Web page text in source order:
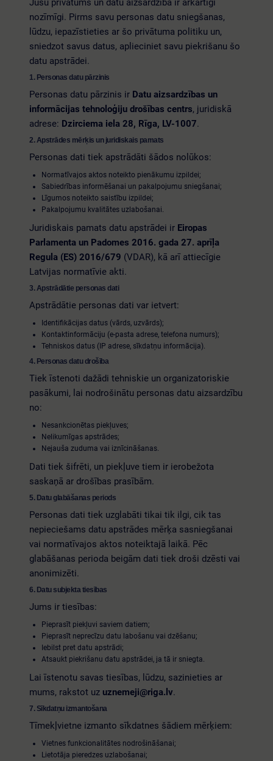
Jūsu privātums un datu aizsardzība ir ārkārtīgi
nozīmīgi. Pirms savu personas datu sniegšanas,
lūdzu, iepazīstieties ar šo privātuma politiku un,
sniedzot savus datus, aplieciniet savu piekrišanu šo
datu apstrādei.
1. Personas datu pārzinis
Personas datu pārzinis ir Datu aizsardzības un
informācijas tehnoloģiju drošības centrs, juridiskā
adrese: Dzirciema iela 28, Rīga, LV-1007.
2. Apstrādes mērķis un juridiskais pamats
Personas dati tiek apstrādāti šādos nolūkos:
Normatīvajos aktos noteikto pienākumu izpildei;
Sabiedrības informēšanai un pakalpojumu sniegšanai;
Līgumos noteikto saistību izpildei;
Pakalpojumu kvalitātes uzlabošanai.
Juridiskais pamats datu apstrādei ir Eiropas
Parlamenta un Padomes 2016. gada 27. aprīļa
Regula (ES) 2016/679 (VDAR), kā arī attiecīgie
Latvijas normatīvie akti.
3. Apstrādātie personas dati
Apstrādātie personas dati var ietvert:
Identifikācijas datus (vārds, uzvārds);
Kontaktinformāciju (e-pasta adrese, telefona numurs);
Tehniskos datus (IP adrese, sīkdatņu informācija).
4. Personas datu drošība
Tiek īstenoti dažādi tehniskie un organizatoriskie
pasākumi, lai nodrošinātu personas datu aizsardzību
no:
Nesankcionētas piekļuves;
Nelikumīgas apstrādes;
Nejauša zuduma vai iznīcināšanas.
Dati tiek šifrēti, un piekļuve tiem ir ierobežota
saskaņā ar drošības prasībām.
5. Datu glabāšanas periods
Personas dati tiek uzglabāti tikai tik ilgi, cik tas
nepieciešams datu apstrādes mērķa sasniegšanai
vai normatīvajos aktos noteiktajā laikā. Pēc
glabāšanas perioda beigām dati tiek droši dzēsti vai
anonimizēti.
6. Datu subjekta tiesības
Jums ir tiesības:
Pieprasīt piekļuvi saviem datiem;
Pieprasīt neprecīzu datu labošanu vai dzēšanu;
Iebilst pret datu apstrādi;
Atsaukt piekrišanu datu apstrādei, ja tā ir sniegta.
Lai īstenotu savas tiesības, lūdzu, sazinieties ar
mums, rakstot uz uznemeji@riga.lv.
7. Sīkdatņu izmantošana
Tīmekļvietne izmanto sīkdatnes šādiem mērķiem:
Vietnes funkcionalitātes nodrošināšanai;
Lietotāja pieredzes uzlabošanai;